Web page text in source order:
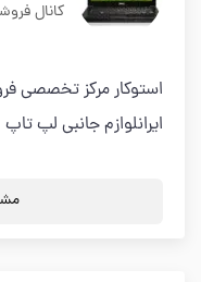
کانال
استوکار مرکز تخصصی
ایرانلوازم جانبی لپ تاپ